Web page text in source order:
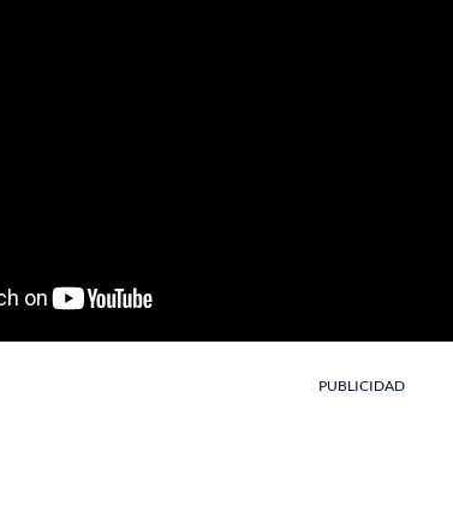
PUBLICIDAD